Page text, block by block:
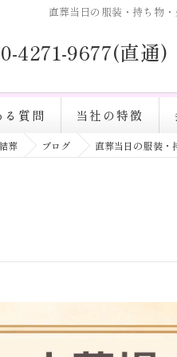
直葬当日の服装・持ち物
4271-9677(直通)
る質問 当社の特徴
葬 ブログ 直葬当日の服装・